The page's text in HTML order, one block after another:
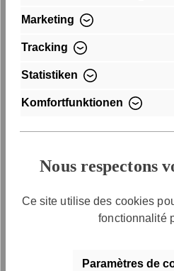
Montre SFY Sammy
29,99 €*
GESAMTES
Das
Marketing
Tracking
Statistiken
Komfortfunktionen
Nous respectons
Ce site utilise des cookies
fonctionnalité
Paramètres de